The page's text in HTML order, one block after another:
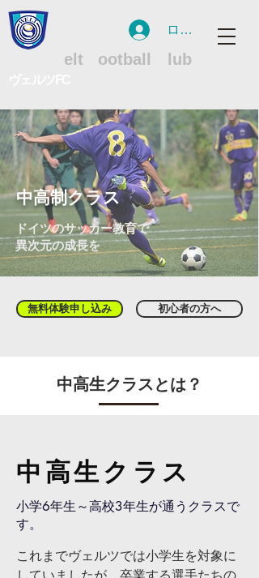
ログイン
elt ootball lub
中高制クラス
ドイツのサッカー教育で
異次元の成長を
無料体験申し込み 初心者の方へ
中高生クラスとは？
​中高生クラス
小学6年生～高校3年生が通うクラスで
す。
これまでヴェルツでは小学生を対象に
していましたが、卒業する選手たちの